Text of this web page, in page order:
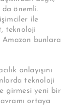
da önemli.
ile
teknoloji
Amazon bunlara
anlayışını
teknoloji
girmesi yeni bir
ortaya